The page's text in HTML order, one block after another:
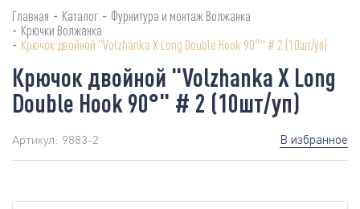
Главная - Каталог - Фурнитура и монтаж Волжанка
- Крючки Волжанка
- Крючок двойной "Volzhanka X Long Double Hook 90°" # 2 (10шт/уп)
Крючок двойной "Volzhanka X Long
Double Hook 90°" # 2 (10шт/уп)
Артикул: 9883-2 В избранное